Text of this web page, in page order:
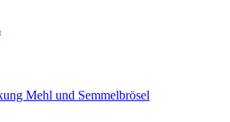
Mehl und Semmelbrösel